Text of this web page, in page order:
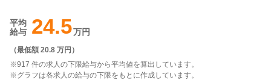
平均
給与 24.5万円
（最低額 20.8 万円 ）
※917 件の求人の下限給与から平均値を算出しています。
※グラフは各求人の給与の下限をもとに作成しています。